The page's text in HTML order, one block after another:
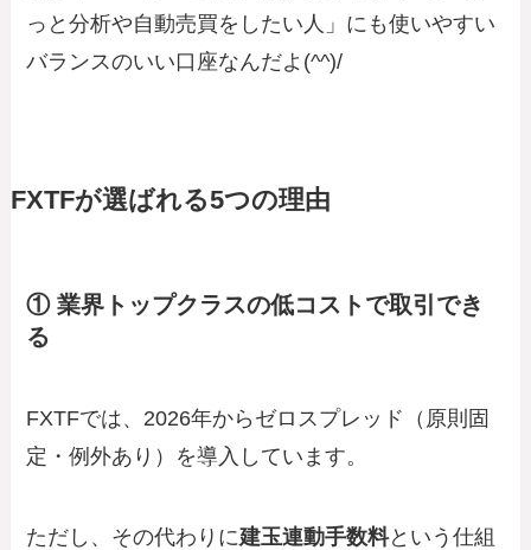
っと分析や自動売買をしたい人」にも使いやすい
バランスのいい口座なんだよ(^^)/
FXTFが選ばれる5つの理由
① 業界トップクラスの低コストで取引でき
る
FXTFでは、2026年からゼロスプレッド（原則固
定・例外あり）を導入しています。
ただし、その代わりに建玉連動手数料という仕組